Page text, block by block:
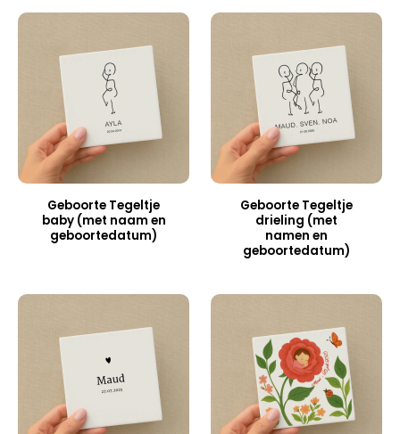
Geboorte Tegeltje
baby (met naam en
geboortedatum)
Geboorte Tegeltje
drieling (met
namen en
geboortedatum)